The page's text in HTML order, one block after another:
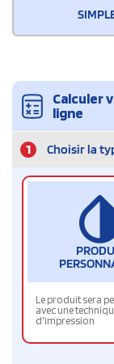
Calculer
ligne
1 Choisir la
Le produit sera
avec une
d'impression